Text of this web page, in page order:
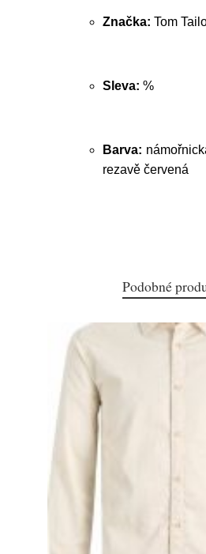
Značka: Tom
Sleva: %
Barva:
rezavě červená
Podobné